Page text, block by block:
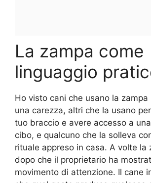
La zampa come
linguaggio
Ho visto cani che usano la
una carezza, altri che la usano
tuo braccio e avere accesso a
cibo, e qualcuno che la solleva
rituale appreso in casa. A volte la
dopo che il proprietario ha
movimento di attenzione. Il cane